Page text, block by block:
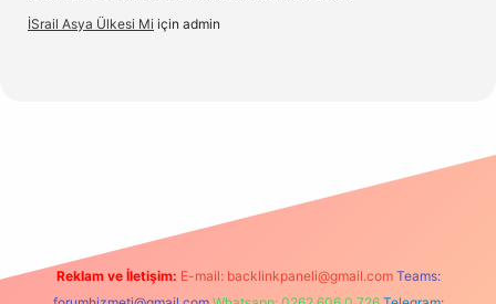
İSrail Asya Ülkesi Mi için admin
Reklam ve İletişim: E-mail: backlinkpaneli@gmail.com Teams: